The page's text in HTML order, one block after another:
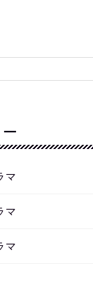
マ
マ
マ